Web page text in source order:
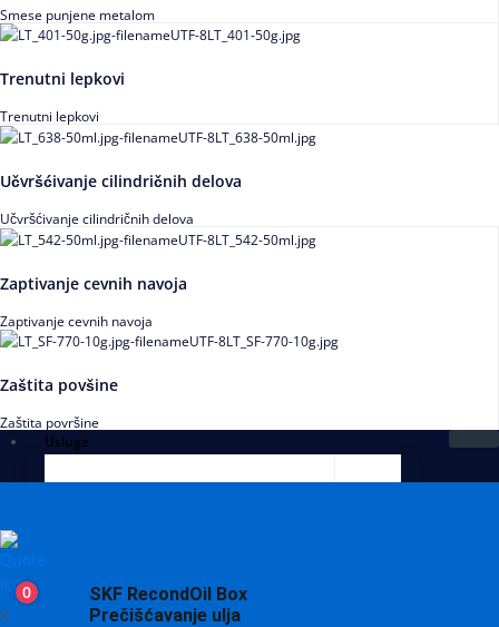
Smese punjene metalom
Trenutni lepkovi
Trenutni lepkovi
Učvršćivanje cilindričnih delova
Učvršćivanje cilindričnih delova
Zaptivanje cevnih navoja
Zaptivanje cevnih navoja
Zaštita povšine
Zaštita površine
Usluge
SKF RecondOil Box
Prečišćavanje ulja
0
X